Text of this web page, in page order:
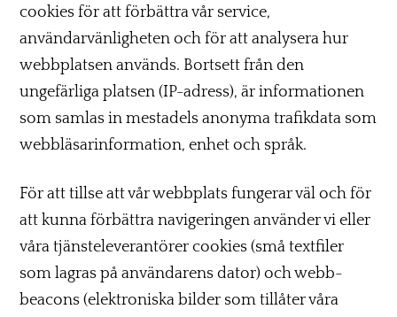
cookies för att förbättra vår service,
användarvänligheten och för att analysera hur
webbplatsen används. Bortsett från den
ungefärliga platsen (IP-adress), är informationen
som samlas in mestadels anonyma trafikdata som
webbläsarinformation, enhet och språk.
För att tillse att vår webbplats fungerar väl och för
att kunna förbättra navigeringen använder vi eller
våra tjänsteleverantörer cookies (små textfiler
som lagras på användarens dator) och webb-
beacons (elektroniska bilder som tillåter våra